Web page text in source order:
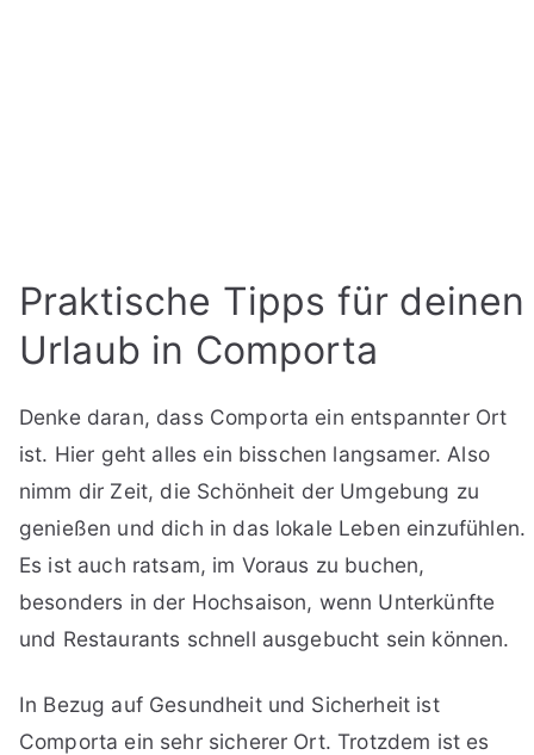
Praktische Tipps für deinen
Urlaub in Comporta
Denke daran, dass Comporta ein entspannter Ort
ist. Hier geht alles ein bisschen langsamer. Also
nimm dir Zeit, die Schönheit der Umgebung zu
genießen und dich in das lokale Leben einzufühlen.
Es ist auch ratsam, im Voraus zu buchen,
besonders in der Hochsaison, wenn Unterkünfte
und Restaurants schnell ausgebucht sein können.
In Bezug auf Gesundheit und Sicherheit ist
Comporta ein sehr sicherer Ort. Trotzdem ist es